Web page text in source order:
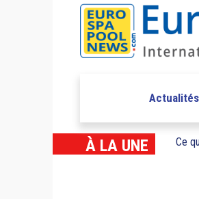
Actualités
À LA UNE Ce